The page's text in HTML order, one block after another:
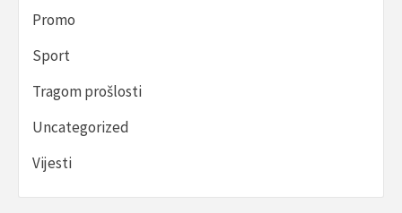
Promo
Sport
Tragom prošlosti
Uncategorized
Vijesti